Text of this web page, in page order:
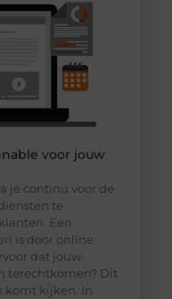
voor jouw
je continu voor de
te
Een
is door online
dat jouw
terechtkomen? Dit
komt kijken. In